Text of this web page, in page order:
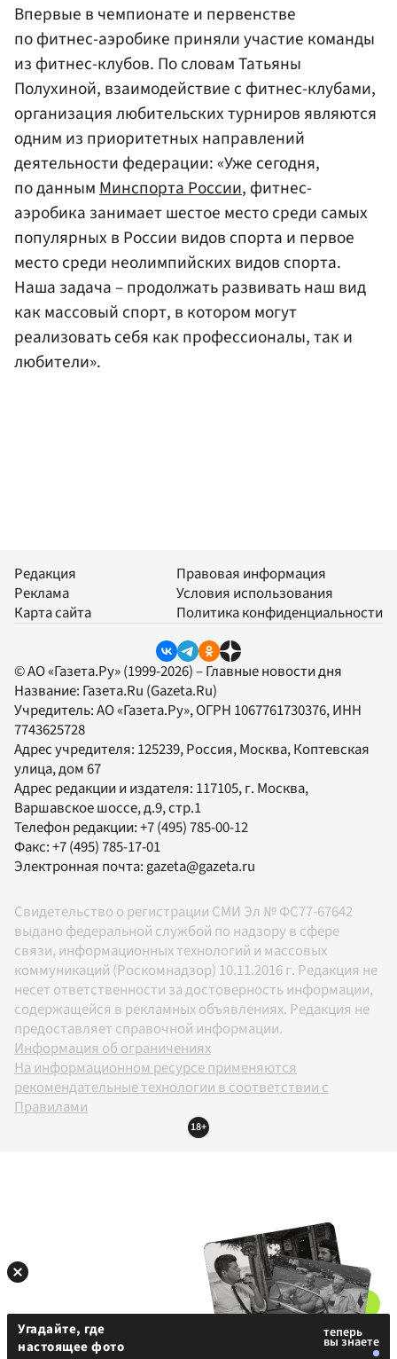
Впервые в чемпионате и первенстве
по фитнес-аэробике приняли участие команды
из фитнес-клубов. По словам Татьяны
Полухиной, взаимодействие с фитнес-клубами,
организация любительских турниров являются
одним из приоритетных направлений
деятельности федерации: «Уже сегодня,
по даннымМинспорта России, фитнес-
аэробика занимает шестое место среди самых
популярных в России видов спорта и первое
место среди неолимпийских видов спорта.
Наша задача – продолжать развивать наш вид
как массовый спорт, в котором могут
реализовать себя как профессионалы, так и
любители».
Редакция
Реклама
Карта сайта
Правовая информация
Условия использования
Политика конфиденциальности
© АО «Газета.Ру» (1999-2026) – Главные новости дня
Название: Газета.Ru (Gazeta.Ru)
Учредитель:АО «Газета.Ру», ОГРН 1067761730376, ИНН
7743625728
Адрес учредителя: 125239, Россия, Москва, Коптевская
улица, дом 67
Адрес редакции и издателя: 117105, г. Москва,
Варшавское шоссе, д.9, стр.1
Телефон редакции:+7 (495) 785-00-12
Факс:+7 (495) 785-17-01
Электронная почта:gazeta@gazeta.ru
Свидетельство о регистрации СМИ Эл № ФС77-67642
выдано федеральной службой по надзору в сфере
связи, информационных технологий и массовых
коммуникаций (Роскомнадзор) 10.11.2016 г. Редакция не
несет ответственности за достоверность информации,
содержащейся в рекламных объявлениях. Редакция не
предоставляет справочной информации.
Информация об ограничениях
На информационном ресурсе применяются
рекомендательные технологии в соответствии с
Правилами
18+
Угадайте, где
настоящее фото